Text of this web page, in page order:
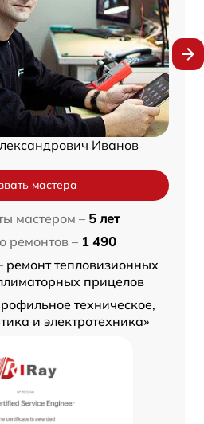
Иванов
мастера
мастером – 5 лет
ремонтов – 1 490
ремонт тепловизионных
прицелов
техническое,
и электротехника»